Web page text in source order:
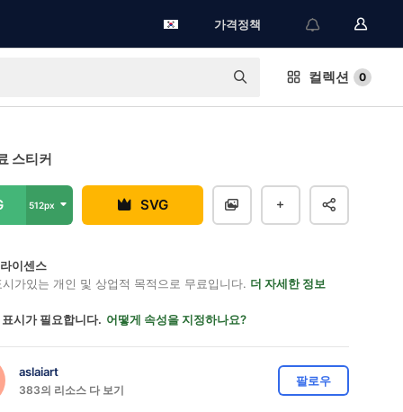
가격정책
컬렉션 0
스티커
512px SVG
이센스
가있는 개인 및 상업적 목적으로 무료입니다. 더 자세한 정보
시가 필요합니다. 어떻게 속성을 지정하나요?
aslaiart
383의 리소스 다 보기
팔로우